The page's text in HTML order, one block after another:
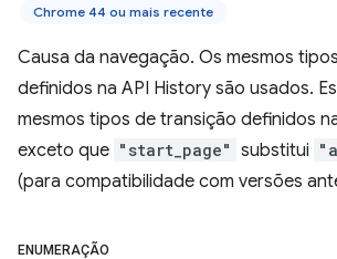
Chrome 44 ou mais recente
Causa da navegação. Os mesmos
definidos na API History são usados.
mesmos tipos de transição definidos
exceto que "start_page" substitui
(para compatibilidade com versões
ENUMERAÇÃO